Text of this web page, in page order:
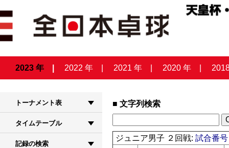
2023 年 2022 年 2021 年 2020 年
トーナメント表
タイムテーブル
記録の検索
文字列検索
ジュニア男子 ２回戦:試合番